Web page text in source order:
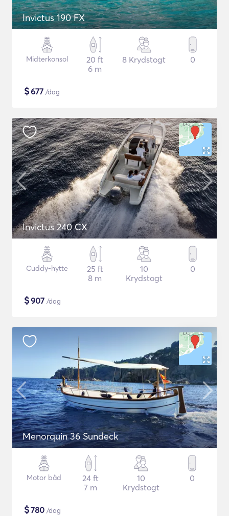
Invictus 190 FX
Midterkonsol
20 ft
6 m
8 Krydstogt 0
$677 /dag
Invictus 240 CX
Cuddy-hytte
25 ft
8 m
10
Krydstogt
0
$907 /dag
Menorquin 36 Sundeck
Motor båd
24 ft
7 m
10
Krydstogt
0
$780 /dag